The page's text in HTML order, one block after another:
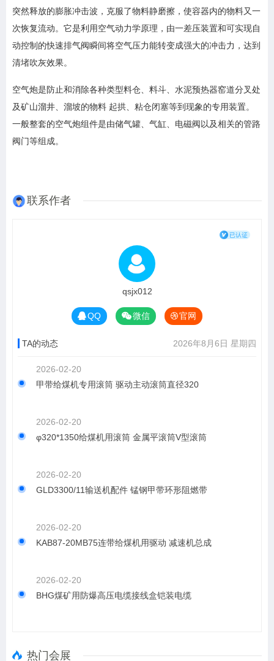
突然释放的膨胀冲击波，克服了物料静磨擦，使容器内的物料又一
次恢复流动。它是利用空气动力学原理，由一差压装置和可实现自
动控制的快速排气阀瞬间将空气压力能转变成强大的冲击力，达到
清堵吹灰效果。
空气炮是防止和消除各种类型料仓、料斗、水泥预热器窑道分叉处
及矿山溜井、溜坡的物料 起拱、粘仓闭塞等到现象的专用装置。
一般整套的空气炮组件是由储气罐、气缸、电磁阀以及相关的管路
阀门等组成。
联系作者
qsjx012
QQ 微信 官网
TA的动态 2026年8月6日 星期四
2026-02-20
甲带给煤机专用滚筒 驱动主动滚筒直径320
2026-02-20
φ320*1350给煤机用滚筒 金属平滚筒V型滚筒
2026-02-20
GLD3300/11输送机配件 锰钢甲带环形阻燃带
2026-02-20
KAB87-20MB75连带给煤机用驱动 减速机总成
2026-02-20
BHG煤矿用防爆高压电缆接线盒铠装电缆
热门会展